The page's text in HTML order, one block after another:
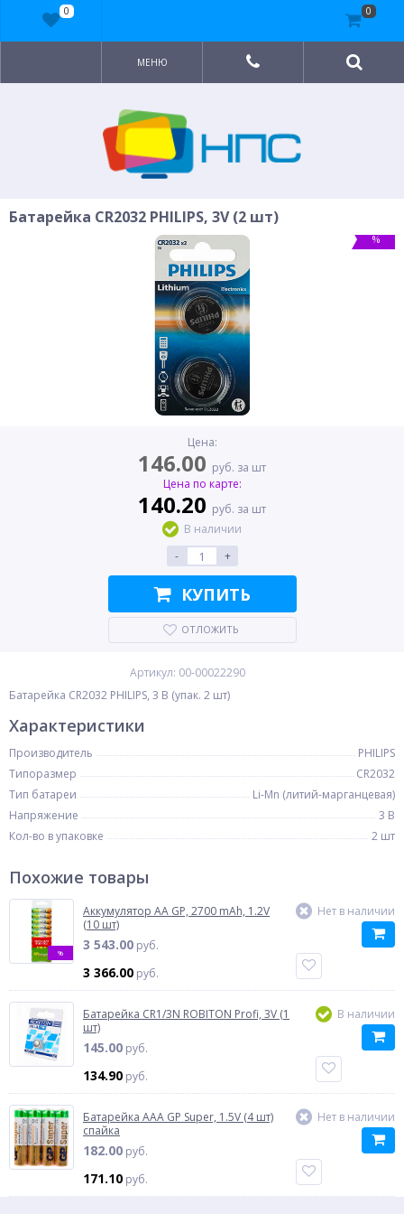
МЕНЮ
Батарейка CR2032 PHILIPS, 3V (2 шт)
%
Цена:
146.00 руб. за шт
Цена по карте:
140.20 руб. за шт
В наличии
-
+
КУПИТЬ
ОТЛОЖИТЬ
Артикул: 00-00022290
Батарейка CR2032 PHILIPS, 3 В (упак. 2 шт)
Характеристики
Производитель
PHILIPS
Типоразмер
CR2032
Тип батареи
Li-Mn (литий-марганцевая)
Напряжение
3 В
Кол-во в упаковке
2 шт
Похожие товары
%
Аккумулятор AA GP, 2700 mAh, 1.2V
(10 шт)
3 543.00 руб.
3 366.00 руб.
Нет в наличии
Батарейка CR1/3N ROBITON Profi, 3V (1
шт)
145.00 руб.
134.90 руб.
В наличии
Батарейка AAA GP Super, 1.5V (4 шт)
спайка
182.00 руб.
171.10 руб.
Нет в наличии
0 0